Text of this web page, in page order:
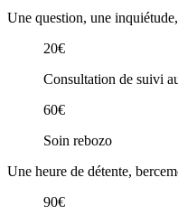
Une question, une
20€
Consultation de suivi
60€
Soin rebozo
Une heure de détente,
90€